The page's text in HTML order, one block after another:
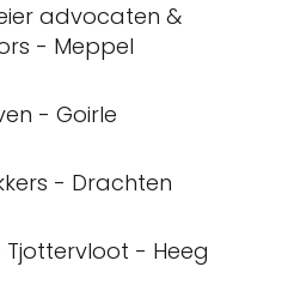
advocaten &
- Meppel
- Goirle
- Drachten
Tjottervloot - Heeg